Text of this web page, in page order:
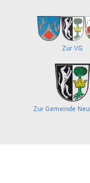
Zur VG
Zur Gemeinde